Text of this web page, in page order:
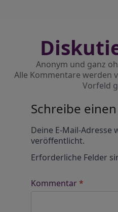
Anonym und ganz
Alle Kommentare werden
Vorfeld
Schreibe
Deine E-Mail-Adresse
veröffentlicht.
Erforderliche Felder
Kommentar*